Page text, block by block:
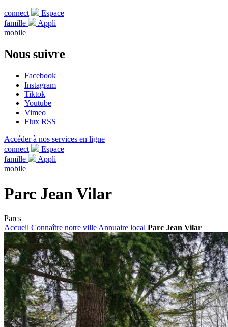
connect
Espace
famille
Appli
mobile
Nous suivre
Facebook
Instagram
Tiktok
Youtube
Vimeo
Flux RSS
Accéder à nos services en ligne
connect
Espace
famille
Appli
mobile
Parc Jean Vilar
Parcs
Accueil Connaître notre ville Annuaire local Parc Jean Vilar